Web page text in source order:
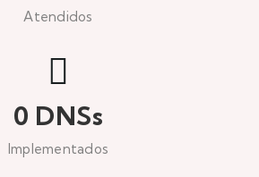
Atendidos
0 DNSs
Implementados